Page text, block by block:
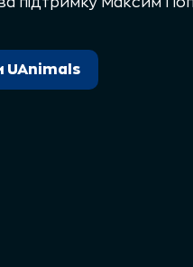
UAnimals